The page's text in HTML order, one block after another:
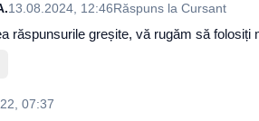
13.08.2024, 12:46Răspuns la Cursant
răspunsurile greșite, vă rugăm să
07:37